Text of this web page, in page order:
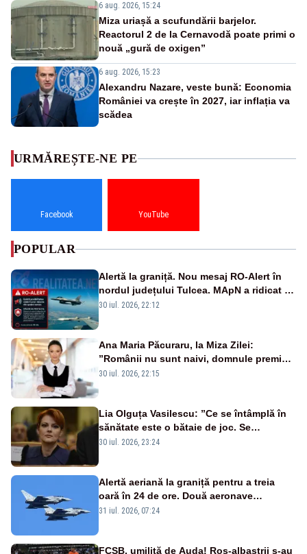
6 aug. 2026, 15:24
Miza uriașă a scufundării barjelor.
Reactorul 2 de la Cernavodă poate primi o
nouă „gură de oxigen”
6 aug. 2026, 15:23
Alexandru Nazare, veste bună: Economia
României va crește în 2027, iar inflația va
scădea
URMĂREȘTE-NE PE
Facebook YouTube
POPULAR
Alertă la graniță. Nou mesaj RO-Alert în
nordul județului Tulcea. MApN a ridicat de
la sol două avioane F-16
30 iul. 2026, 22:12
Ana Maria Păcuraru, la Miza Zilei:
”Românii nu sunt naivi, domnule premier
Bolojan”
30 iul. 2026, 22:15
Lia Olguța Vasilescu: ”Ce se întâmplă în
sănătate este o bătaie de joc. Se
guvernează extraordinar de prost”
30 iul. 2026, 23:24
Alertă aeriană la graniță pentru a treia
oară în 24 de ore. Două aeronave
Eurofighter britanice au fost ridicate de la
31 iul. 2026, 07:24
FCSB, umilită de Auda! Roș-albaștrii s-au